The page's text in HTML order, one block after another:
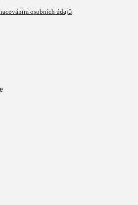
osobních údajů